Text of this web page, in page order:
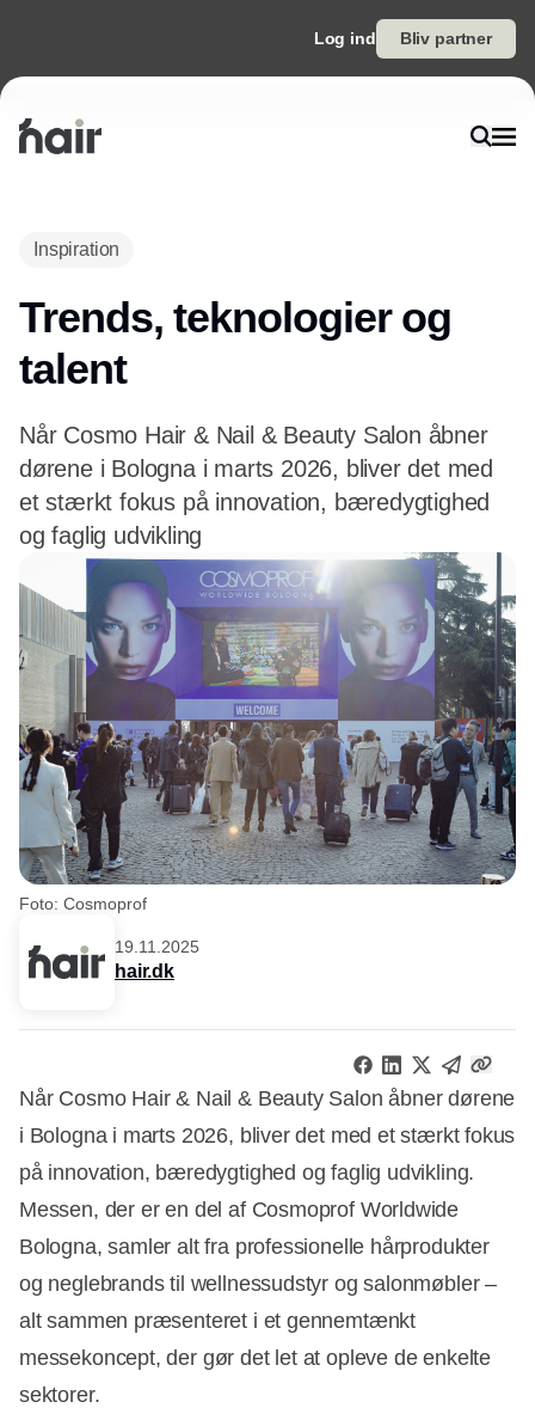
Log ind Bliv partner
Inspiration
Trends, teknologier og
talent
Når Cosmo Hair & Nail & Beauty Salon åbner
dørene i Bologna i marts 2026, bliver det med
et stærkt fokus på innovation, bæredygtighed
og faglig udvikling
Foto: Cosmoprof
19.11.2025
hair.dk
Når Cosmo Hair & Nail & Beauty Salon åbner dørene
i Bologna i marts 2026, bliver det med et stærkt fokus
på innovation, bæredygtighed og faglig udvikling.
Messen, der er en del af Cosmoprof Worldwide
Bologna, samler alt fra professionelle hårprodukter
og neglebrands til wellnessudstyr og salonmøbler –
alt sammen præsenteret i et gennemtænkt
messekoncept, der gør det let at opleve de enkelte
sektorer.